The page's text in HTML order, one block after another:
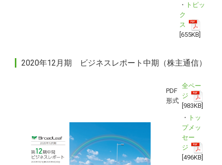
・ トピッ
ク
ス
[655KB]
2020年12月期 ビジネスレポート中期（株主通信）
PDF
形式
全ペー
ジ
[983KB]
・ トッ
プメッ
セー
ジ
[496KB]